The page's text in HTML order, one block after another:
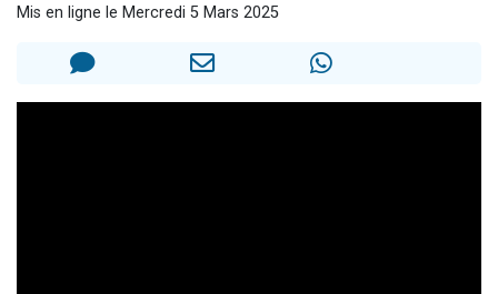
3 personnes viennent de faire un don pour Événements Torah-Box
Mis en ligne le Mercredi 5 Mars 2025